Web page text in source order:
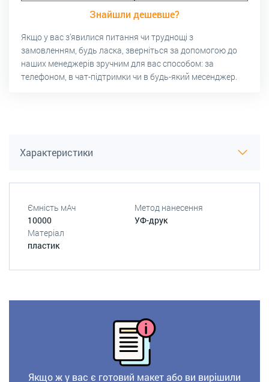
Знайшли дешевше?
Якщо у вас з’явилися питання чи труднощі з
замовленням, будь ласка, зверніться за допомогою до
наших менеджерів зручним для вас способом: за
телефоном, в чат-підтримки чи в будь-який месенджер.
Характеристики
Ємність мАч
10000
Метод нанесення
УФ-друк
Матеріал
пластик
Якщо ж у вас є готовий макет або ви вирішили